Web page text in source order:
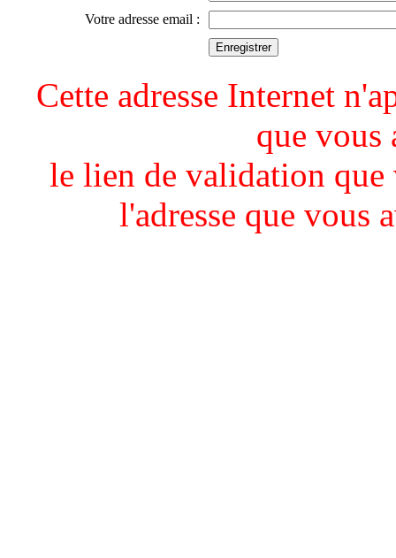
Votre adresse email :
Cette adresse Internet
que vous
le lien de validation que
l'adresse que vous